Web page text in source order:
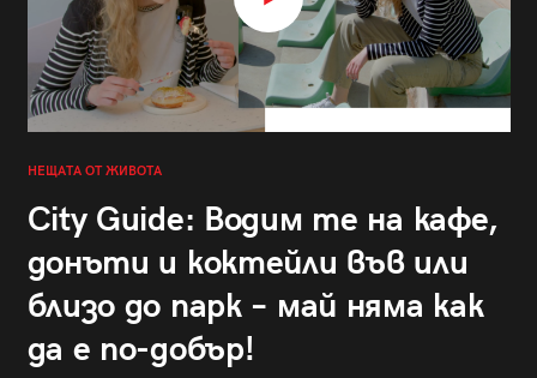
НЕЩАТА ОТ ЖИВОТА
City Guide: Водим те на кафе,
донъти и коктейли във или
близо до парк – май няма как
да е по-добър!